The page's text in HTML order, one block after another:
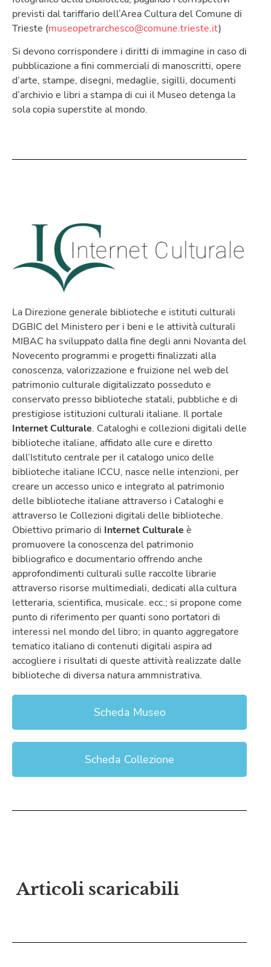
previsti dal tariffario dell’Area Cultura del Comune di
Trieste (museopetrarchesco@comune.trieste.it)
Si devono corrispondere i diritti di immagine in caso di
pubblicazione a fini commerciali di manoscritti, opere
d’arte, stampe, disegni, medaglie, sigilli, documenti
d’archivio e libri a stampa di cui il Museo detenga la
sola copia superstite al mondo.
La Direzione generale biblioteche e istituti culturali
DGBIC del Ministero per i beni e le attività culturali
MIBAC ha sviluppato dalla fine degli anni Novanta del
Novecento programmi e progetti finalizzati alla
conoscenza, valorizzazione e fruizione nel web del
patrimonio culturale digitalizzato posseduto e
conservato presso biblioteche statali, pubbliche e di
prestigiose istituzioni culturali italiane. Il portale
Internet Culturale. Cataloghi e collezioni digitali delle
biblioteche italiane, affidato alle cure e diretto
dall’Istituto centrale per il catalogo unico delle
biblioteche italiane ICCU, nasce nelle intenzioni, per
creare un accesso unico e integrato al patrimonio
delle biblioteche italiane attraverso i Cataloghi e
attraverso le Collezioni digitali delle biblioteche.
Obiettivo primario di Internet Culturale è
promuovere la conoscenza del patrimonio
bibliografico e documentario offrendo anche
approfondimenti culturali sulle raccolte librarie
attraverso risorse multimediali, dedicati alla cultura
letteraria, scientifica, musicale. ecc.; si propone come
punto di riferimento per quanti sono portatori di
interessi nel mondo del libro; in quanto aggregatore
tematico italiano di contenuti digitali aspira ad
accogliere i risultati di queste attività realizzate dalle
biblioteche di diversa natura ammnistrativa.
Scheda Museo
Scheda Collezione
Articoli scaricabili